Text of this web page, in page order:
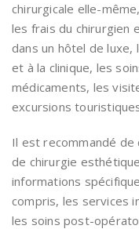
chirurgicale elle-
les frais du chirurgien
dans un hôtel de luxe,
et à la clinique, les
médicaments, les
excursions
Il est recommandé
de chirurgie
informations
compris, les services
les soins post-